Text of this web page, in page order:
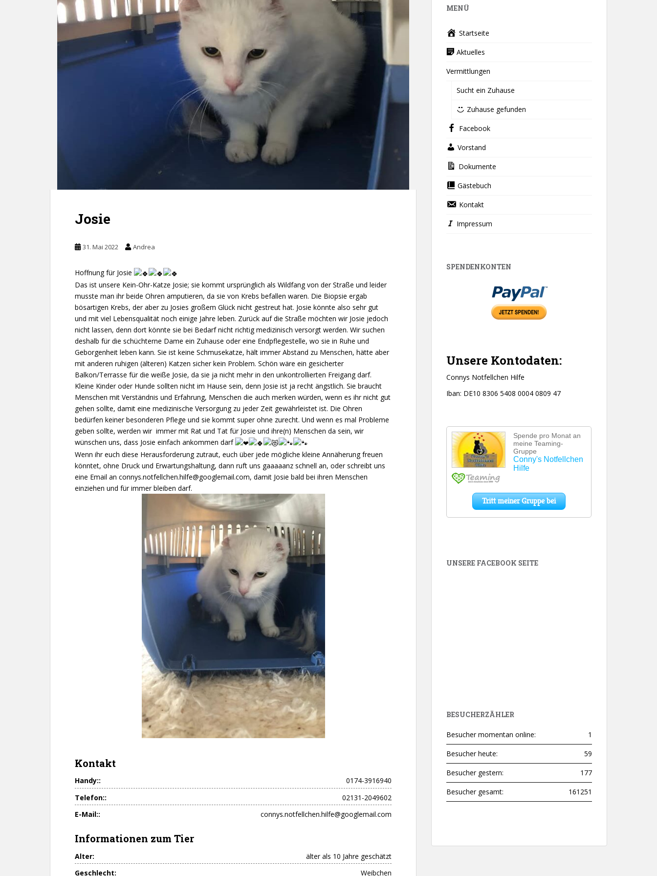
Josie
31. Mai 2022 Andrea
Hoffnung für Josie
Das ist unsere Kein-Ohr-Katze Josie; sie kommt ursprünglich als Wildfang von der Straße und leider
musste man ihr beide Ohren amputieren, da sie von Krebs befallen waren. Die Biopsie ergab
bösartigen Krebs, der aber zu Josies großem Glück nicht gestreut hat. Josie könnte also sehr gut
und mit viel Lebensqualität noch einige Jahre leben. Zurück auf die Straße möchten wir Josie jedoch
nicht lassen, denn dort könnte sie bei Bedarf nicht richtig medizinisch versorgt werden. Wir suchen
deshalb für die schüchterne Dame ein Zuhause oder eine Endpflegestelle, wo sie in Ruhe und
Geborgenheit leben kann. Sie ist keine Schmusekatze, hält immer Abstand zu Menschen, hätte aber
mit anderen ruhigen (älteren) Katzen sicher kein Problem. Schön wäre ein gesicherter
Balkon/Terrasse für die weiße Josie, da sie ja nicht mehr in den unkontrollierten Freigang darf.
Kleine Kinder oder Hunde sollten nicht im Hause sein, denn Josie ist ja recht ängstlich. Sie braucht
Menschen mit Verständnis und Erfahrung, Menschen die auch merken würden, wenn es ihr nicht gut
gehen sollte, damit eine medizinische Versorgung zu jeder Zeit gewährleistet ist. Die Ohren
bedürfen keiner besonderen Pflege und sie kommt super ohne zurecht. Und wenn es mal Probleme
geben sollte, werden wir immer mit Rat und Tat für Josie und ihre(n) Menschen da sein, wir
wünschen uns, dass Josie einfach ankommen darf
Wenn ihr euch diese Herausforderung zutraut, euch über jede mögliche kleine Annäherung freuen
könntet, ohne Druck und Erwartungshaltung, dann ruft uns gaaaaanz schnell an, oder schreibt uns
eine Email an connys.notfellchen.hilfe@googlemail.com, damit Josie bald bei ihren Menschen
einziehen und für immer bleiben darf.
Kontakt
Handy::
0174-3916940
Telefon::
02131-2049602
E-Mail::
connys.notfellchen.hilfe@googlemail.com
Informationen zum Tier
Alter:
älter als 10 Jahre geschätzt
Geschlecht:
Weibchen
MENÜ
Startseite
Aktuelles
Vermittlungen
Sucht ein Zuhause
Zuhause gefunden
Facebook
Vorstand
Dokumente
Gästebuch
Kontakt
Impressum
SPENDENKONTEN
Unsere Kontodaten:
Connys Notfellchen Hilfe
Iban: DE10 8306 5408 0004 0809 47
UNSERE FACEBOOK SEITE
BESUCHERZÄHLER
1
Besucher momentan online:
59
Besucher heute:
177
Besucher gestern:
161251
Besucher gesamt: